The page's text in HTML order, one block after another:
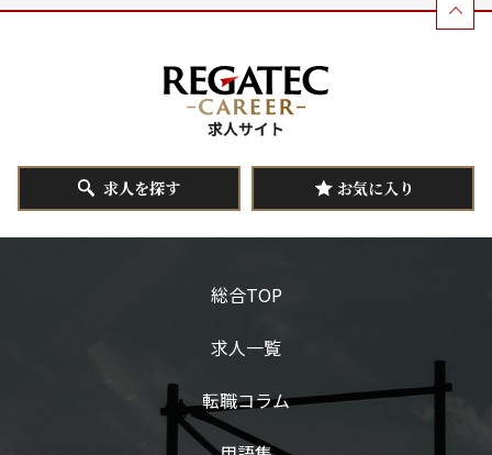
求人を探す お気に入り
総合TOP
求人一覧
転職コラム